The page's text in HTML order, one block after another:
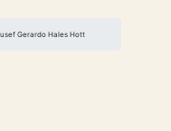
Gerardo Hales Hott